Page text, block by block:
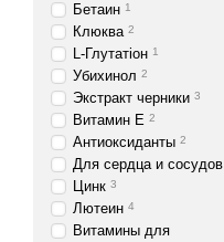
Бетаин 1
Клюква 2
L-Глутатіон 1
Убихинол 2
Экстракт черники 3
Витамин Е 2
Антиоксиданты 2
Для сердца и сосудов
Цинк 3
Лютеин 4
Витамины для